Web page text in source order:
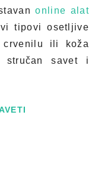
online alat
tipovi osetljive
crvenilu ili koža
stručan savet i